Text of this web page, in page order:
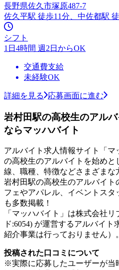
長野県佐久市塚原487-7
佐久平駅 徒歩11分、中佐都駅
シフト
1日4時間 週2日からOK
交通費支給
未経験OK
詳細を見る 応募画面に進む
岩村田駅の高校生のアル
ならマッハバイト
アルバイト求人情報サイト「
の高校生のアルバイトを始めと
線、職種、特徴などさまざまな
岩村田駅の高校生のアルバイト
フェやアパレル、イベントス
も多数掲載！
「マッハバイト」は株式会社
ド:6054) が運営するアルバイ
紹介事業は行っておりません）。
投稿された口コミについて
※実際に応募したユーザーが当